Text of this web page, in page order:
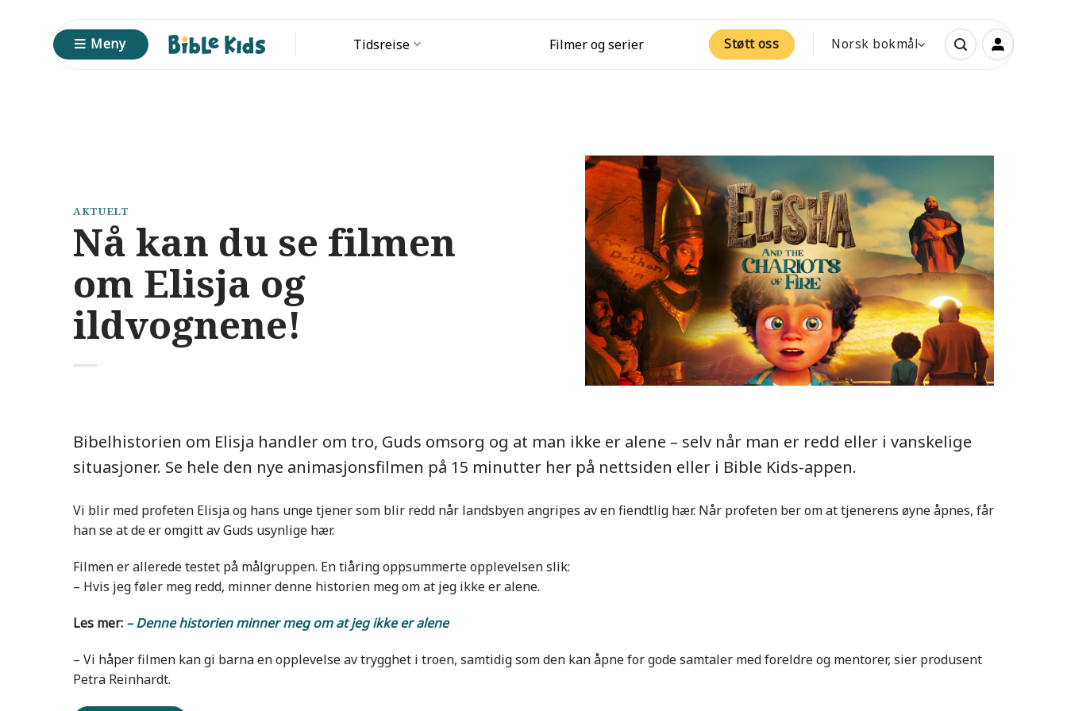
Meny Tidsreise Filmer og serier Støtt oss Norsk bokmål
AKTUELT
Nå kan du se filmen
om Elisja og
ildvognene!
Bibelhistorien om Elisja handler om tro, Guds omsorg og at man ikke er alene – selv når man er redd eller i vanskelige
situasjoner. Se hele den nye animasjonsfilmen på 15 minutter her på nettsiden eller i Bible Kids-appen.
Vi blir med profeten Elisja og hans unge tjener som blir redd når landsbyen angripes av en fiendtlig hær. Når profeten ber om at tjenerens øyne åpnes, får
han se at de er omgitt av Guds usynlige hær.
Filmen er allerede testet på målgruppen. En tiåring oppsummerte opplevelsen slik:
– Hvis jeg føler meg redd, minner denne historien meg om at jeg ikke er alene.
Les mer: – Denne historien minner meg om at jeg ikke er alene
– Vi håper filmen kan gi barna en opplevelse av trygghet i troen, samtidig som den kan åpne for gode samtaler med foreldre og mentorer, sier produsent
Petra Reinhardt.